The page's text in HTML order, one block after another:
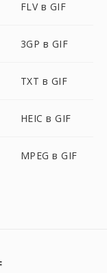
FLV в GIF
3GP в GIF
TXT в GIF
HEIC в GIF
MPEG в GIF